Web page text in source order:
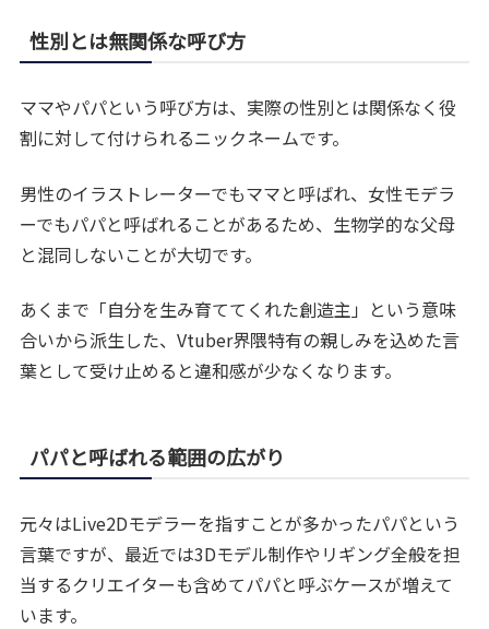
性別とは無関係な呼び方
ママやパパという呼び方は、実際の性別とは関係なく役
割に対して付けられるニックネームです。
男性のイラストレーターでもママと呼ばれ、女性モデラ
ーでもパパと呼ばれることがあるため、生物学的な父母
と混同しないことが大切です。
あくまで「自分を生み育ててくれた創造主」という意味
合いから派生した、Vtuber界隈特有の親しみを込めた言
葉として受け止めると違和感が少なくなります。
パパと呼ばれる範囲の広がり
元々はLive2Dモデラーを指すことが多かったパパという
言葉ですが、最近では3Dモデル制作やリギング全般を担
当するクリエイターも含めてパパと呼ぶケースが増えて
います。